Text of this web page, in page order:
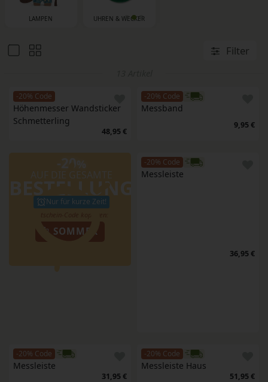
LAMPEN UHREN & WECKER
Filter
-20% Code
Höhenmesser Wandsticker
Schmetterling
48,95 €
-20% Code
Messband
9,95 €
BESTELLUNG
Nur für kurze Zeit!
SOMMER
-20% Code
Messleiste
36,95 €
-20% Code
Messleiste
31,95 €
-20% Code
Messleiste Haus
51,95 €